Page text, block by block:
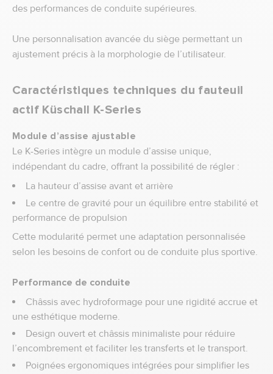
des performances de conduite supérieures.
Une personnalisation avancée du siège permettant un
ajustement précis à la morphologie de l’utilisateur.
Caractéristiques techniques du fauteuil
actif Küschall K-Series
Module d’assise ajustable
Le K-Series intègre un module d’assise unique,
indépendant du cadre, offrant la possibilité de régler :
La hauteur d’assise avant et arrière
Le centre de gravité pour un équilibre entre stabilité et
performance de propulsion
Cette modularité permet une adaptation personnalisée
selon les besoins de confort ou de conduite plus sportive.
Performance de conduite
Châssis avec hydroformage pour une rigidité accrue et
une esthétique moderne.
Design ouvert et châssis minimaliste pour réduire
l’encombrement et faciliter les transferts et le transport.
Poignées ergonomiques intégrées pour simplifier les